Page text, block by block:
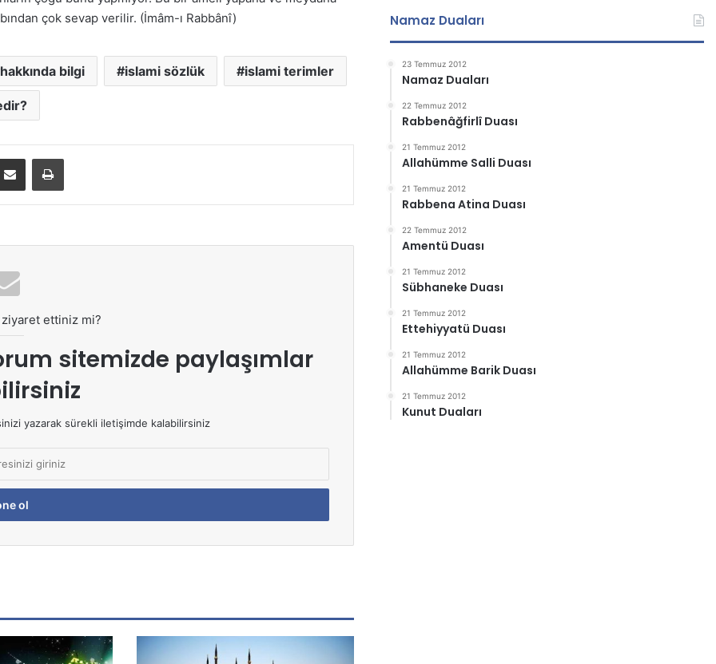
çok sevap verilir. (İmâm-ı Rabbânî)
hakkında bilgi islami sözlük islami terimler
ziyaret ettiniz mi?
sitemizde paylaşımlar
yazarak sürekli iletişimde kalabilirsiniz
Namaz Duaları
23 Temmuz 2012
Namaz Duaları
22 Temmuz 2012
Rabbenâğfirlî Duası
21 Temmuz 2012
Allahümme Salli Duası
21 Temmuz 2012
Rabbena Atina Duası
22 Temmuz 2012
Amentü Duası
21 Temmuz 2012
Sübhaneke Duası
21 Temmuz 2012
Ettehiyyatü Duası
21 Temmuz 2012
Allahümme Barik Duası
21 Temmuz 2012
Kunut Duaları